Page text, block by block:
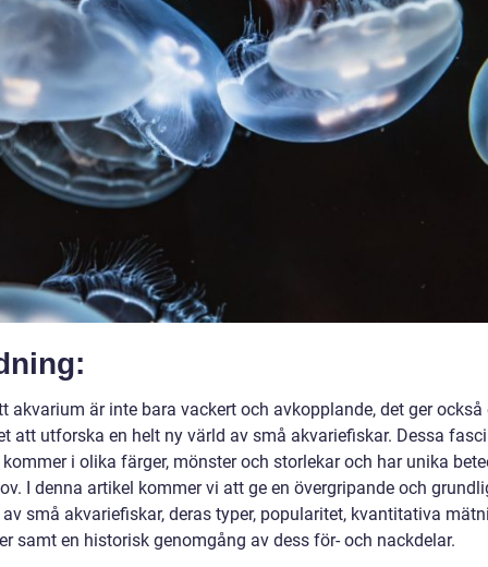
akvarium är inte bara vackert och avkopplande, det ger också
att utforska en helt ny värld av små akvariefiskar. Dessa
kommer i olika färger, mönster och storlekar och har unika
I denna artikel kommer vi att ge en övergripande och
små akvariefiskar, deras typer, popularitet, kvantitativa
samt en historisk genomgång av dess för- och nackdelar.